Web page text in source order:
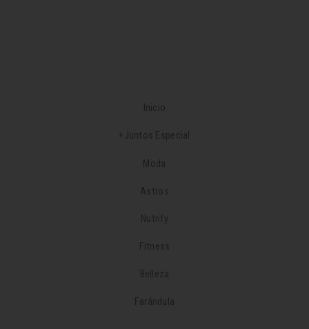
Inicio
+Juntos Especial
Moda
Astros
Nutrify
Fitness
Belleza
Farándula